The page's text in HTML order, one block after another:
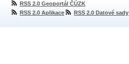
RSS 2.0 Geoportál ČÚZK
RSS 2.0 Aplikace
RSS 2.0 Datové sady